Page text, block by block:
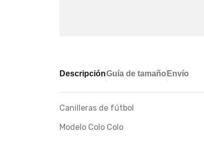
DescripciónGuía de tamaño Envío
Canilleras de fútbol
Modelo Colo Colo